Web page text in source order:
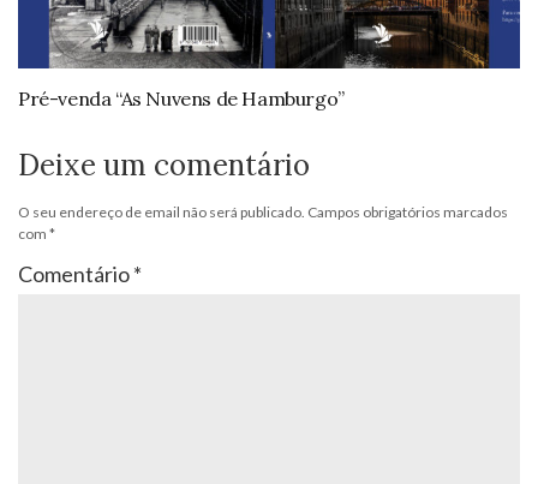
Pré-venda “As Nuvens de Hamburgo”
Deixe um comentário
O seu endereço de email não será publicado. Campos obrigatórios marcados
com *
Comentário*